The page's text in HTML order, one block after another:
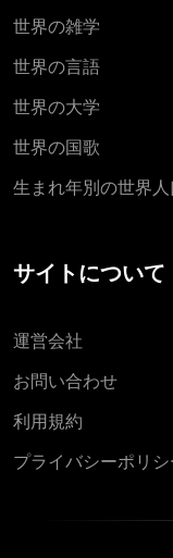
世界の雑学
世界の言語
世界の大学
世界の国歌
生まれ年別の世界人
サイトについて
運営会社
お問い合わせ
利用規約
プライバシーポリシ